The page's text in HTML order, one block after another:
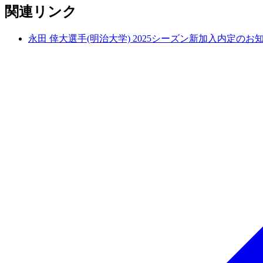
関連リンク
永田 倖大選手(明治大学) 2025シーズン新加入内定のお